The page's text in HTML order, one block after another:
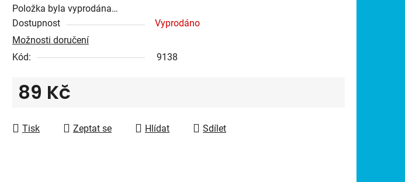
0,0
z
5
hvězdiček.
Položka byla vyprodána…
Dostupnost
Vyprodáno
Možnosti doručení
Kód:
9138
89 Kč
Tisk
Zeptat se Hlídat Sdílet